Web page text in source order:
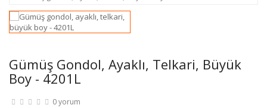
Gümüş Gondol, Ayaklı, Telkari, Büyük
Boy - 4201L
0 yorum